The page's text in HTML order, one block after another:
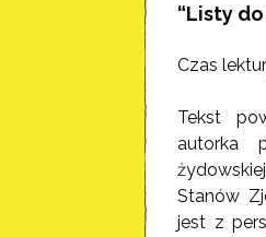
“Listy
Czas
Tekst
autorka
Stanów
jest z